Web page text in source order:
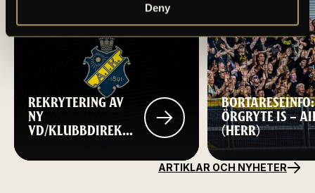
Deny
REKRYTERING AV
NY
VD/KLUBBDIREKTÖR
BORTARESEINFO:
ÖRGRYTE IS –
(HERR)
ARTIKLAR OCH NYHETER